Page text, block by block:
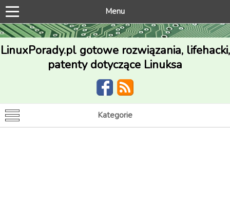
Menu
LinuxPorady.pl gotowe rozwiązania, lifehacki,
patenty dotyczące Linuksa
Kategorie